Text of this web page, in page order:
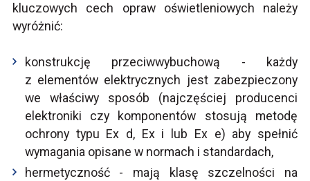
kluczowych cech opraw oświetleniowych należy
wyróżnić:
konstrukcję przeciwwybuchową - każdy
z elementów elektrycznych jest zabezpieczony
we właściwy sposób (najczęściej producenci
elektroniki czy komponentów stosują metodę
ochrony typu Ex d, Ex i lub Ex e) aby spełnić
wymagania opisane w normach i standardach,
hermetyczność - mają klasę szczelności na